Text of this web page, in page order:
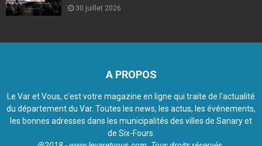
30 juillet 2026
A PROPOS
Le Var et Vous, c'est votre magazine en ligne qui traite de l'actualité
du département du Var. Toutes les news, les actus, les événements,
les bonnes adresses dans les municipalités des villes de Sanary et
de Six-Fours.